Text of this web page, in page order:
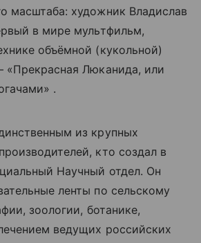
масштаба: художник Владислав
в мире мультфильм,
объёмной (кукольной)
«Прекрасная Люканида, или
.
из крупных
кто создал в
Научный отдел. Он
ленты по сельскому
зоологии, ботанике,
ведущих российских